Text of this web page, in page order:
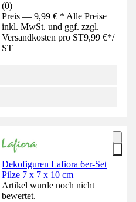
(0)
Preis — 9,99 € * Alle Preise
inkl. MwSt. und ggf. zzgl.
Versandkosten pro ST9,99 €*/
ST
Dekofiguren Lafiora 6er-Set
Pilze 7 x 7 x 10 cm
Artikel wurde noch nicht
bewertet.